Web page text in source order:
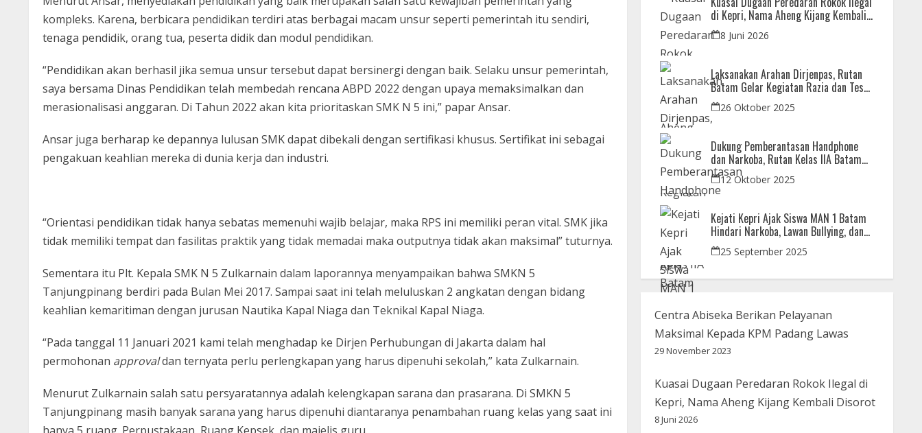
kompleks. Karena, berbicara pendidikan terdiri atas berbagai macam unsur seperti pemerintah itu sendiri,
tenaga pendidik, orang tua, peserta didik dan modul pendidikan.
“Pendidikan akan berhasil jika semua unsur tersebut dapat bersinergi dengan baik. Selaku unsur pemerintah,
saya bersama Dinas Pendidikan telah membedah rencana ABPD 2022 dengan upaya memaksimalkan dan
merasionalisasi anggaran. Di Tahun 2022 akan kita prioritaskan SMK N 5 ini,” papar Ansar.
Ansar juga berharap ke depannya lulusan SMK dapat dibekali dengan sertifikasi khusus. Sertifikat ini sebagai
pengakuan keahlian mereka di dunia kerja dan industri.
“Orientasi pendidikan tidak hanya sebatas memenuhi wajib belajar, maka RPS ini memiliki peran vital. SMK jika
tidak memiliki tempat dan fasilitas praktik yang tidak memadai maka outputnya tidak akan maksimal” tuturnya.
Sementara itu Plt. Kepala SMK N 5 Zulkarnain dalam laporannya menyampaikan bahwa SMKN 5
Tanjungpinang berdiri pada Bulan Mei 2017. Sampai saat ini telah meluluskan 2 angkatan dengan bidang
keahlian kemaritiman dengan jurusan Nautika Kapal Niaga dan Teknikal Kapal Niaga.
“Pada tanggal 11 Januari 2021 kami telah menghadap ke Dirjen Perhubungan di Jakarta dalam hal
permohonan approvaldan ternyata perlu perlengkapan yang harus dipenuhi sekolah,” kata Zulkarnain.
Menurut Zulkarnain salah satu persyaratannya adalah kelengkapan sarana dan prasarana. Di SMKN 5
Tanjungpinang masih banyak sarana yang harus dipenuhi diantaranya penambahan ruang kelas yang saat ini
di Kepri, Nama Aheng Kijang Kembali
Disorot
8 Juni 2026
Laksanakan Arahan Dirjenpas, Rutan
Batam Gelar Kegiatan Razia dan Tes
Urine Bersama APH
26 Oktober 2025
Dukung Pemberantasan Handphone
dan Narkoba, Rutan Kelas IIA Batam
Gelar Razia Bersama Aparat Penegak
Hukum
12 Oktober 2025
Kejati Kepri Ajak Siswa MAN 1 Batam
Hindari Narkoba, Lawan Bullying, dan
Bijak Bermedsos
25 September 2025
Centra Abiseka Berikan Pelayanan
Maksimal Kepada KPM Padang Lawas
29 November 2023
Kuasai Dugaan Peredaran Rokok Ilegal di
Kepri, Nama Aheng Kijang Kembali Disorot
8 Juni 2026